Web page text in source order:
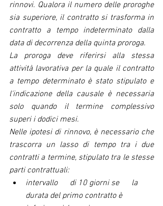
rinnovi. Qualora il numero delle proroghe
sia superiore, il contratto si trasforma in
contratto a tempo indeterminato dalla
data di decorrenza della quinta proroga.
La proroga deve riferirsi alla stessa
attività lavorativa per la quale il contratto
a tempo determinato è stato stipulato e
l'indicazione della causale è necessaria
solo quando il termine complessivo
superi i dodici mesi.
Nelle ipotesi di rinnovo, è necessario che
trascorra un lasso di tempo tra i due
contratti a termine, stipulato tra le stesse
parti contrattuali:
intervallo      di 10 giorni se      la
durata del primo contratto è